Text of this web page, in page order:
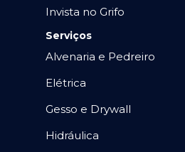
Invista no Grifo
Serviços
Alvenaria e Pedreiro
Elétrica
Gesso e Drywall
Hidráulica